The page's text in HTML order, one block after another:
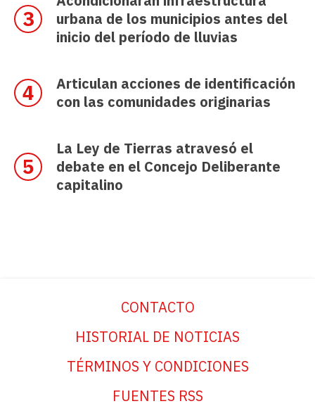
urbana de los municipios antes del
inicio del período de lluvias
Articulan acciones de identificación
con las comunidades originarias
La Ley de Tierras atravesó el
debate en el Concejo Deliberante
capitalino
CONTACTO
HISTORIAL DE NOTICIAS
TÉRMINOS Y CONDICIONES
FUENTES RSS